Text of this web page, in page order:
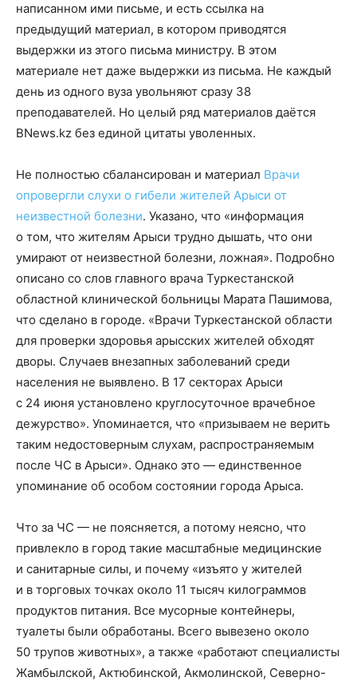
написанном ими письме, и есть ссылка на
предыдущий материал, в котором приводятся
выдержки из этого письма министру. В этом
материале нет даже выдержки из письма. Не каждый
день из одного вуза увольняют сразу 38
преподавателей. Но целый ряд материалов даётся
BNews.kz без единой цитаты уволенных.
Не полностью сбалансирован и материал Врачи
опровергли слухи о гибели жителей Арыси от
неизвестной болезни. Указано, что «информация
о том, что жителям Арыси трудно дышать, что они
умирают от неизвестной болезни, ложная». Подробно
описано со слов главного врача Туркестанской
областной клинической больницы Марата Пашимова,
что сделано в городе. «Врачи Туркестанской области
для проверки здоровья арысских жителей обходят
дворы. Случаев внезапных заболеваний среди
населения не выявлено. В 17 секторах Арыси
с 24 июня установлено круглосуточное врачебное
дежурство». Упоминается, что «призываем не верить
таким недостоверным слухам, распространяемым
после ЧС в Арыси». Однако это — единственное
упоминание об особом состоянии города Арыса.
Что за ЧС — не поясняется, а потому неясно, что
привлекло в город такие масштабные медицинские
и санитарные силы, и почему «изъято у жителей
и в торговых точках около 11 тысяч килограммов
продуктов питания. Все мусорные контейнеры,
туалеты были обработаны. Всего вывезено около
50 трупов животных», а также «работают специалисты
Жамбылской, Актюбинской, Акмолинской, Северно-